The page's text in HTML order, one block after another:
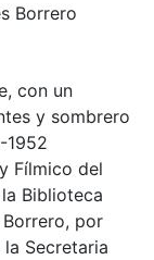
Borrero
con un
y sombrero
1952
Fílmico del
Biblioteca
por
Secretaria